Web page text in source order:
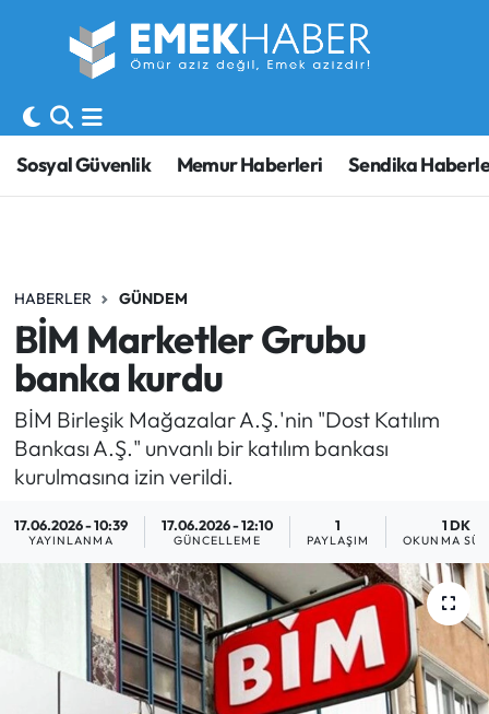
Sosyal Güvenlik Memur Haberleri Sendika
HABERLER GÜNDEM
BİM Marketler Grubu
banka kurdu
BİM Birleşik Mağazalar A.Ş.'nin "Dost Katılım
Bankası A.Ş." unvanlı bir katılım bankası
kurulmasına izin verildi.
17.06.2026 - 10:39
YAYINLANMA
17.06.2026 - 12:10
GÜNCELLEME
1
PAYLAŞIM
1 DK
OKUNMA
Sosyal Güvenlik
Sendika
SORU-CEVAP
Memur
Emekli
İşveren
İş Fırsatları
Yargı Kararları
Araştırma-Rapor
Hava Durumu
Trafik Durumu
Süper Lig Puan Durumu ve Fikstür
Son Dakika Haberleri
Haber Arşivi